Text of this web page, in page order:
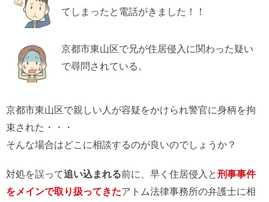
てしまったと電話がきました！！
京都市東山区で兄が住居侵入に関わった疑い
で尋問されている。
京都市東山区で親しい人が容疑をかけられ警官に身柄を拘
束された・・・
そんな場合はどこに相談するのが良いのでしょうか？
対処を誤って追い込まれる前に、早く住居侵入と刑事事件
をメインで取り扱ってきたアトム法律事務所の弁護士に相